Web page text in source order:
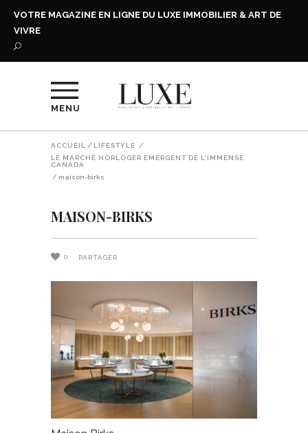
VOTRE MAGAZINE EN LIGNE DU LUXE IMMOBILIER & ART DE
VIVRE
MENU
ACCUEIL / LIFESTYLE
/
LE MARCHÉ HORLOGER ÉMERGENT DE L’IMMENSE
CANADA
/ maison-birks
MAISON-BIRKS
0 PARTAGER